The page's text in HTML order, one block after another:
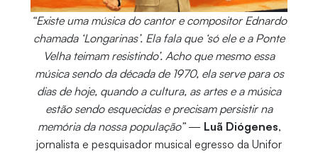
“Existe uma música do cantor e compositor Ednardo
chamada ‘Longarinas’. Ela fala que ‘só ele e a Ponte
Velha teimam resistindo’. Acho que mesmo essa
música sendo da década de 1970, ela serve para os
dias de hoje, quando a cultura, as artes e a música
estão sendo esquecidas e precisam persistir na
memória da nossa população”— Luã Diógenes,
jornalista e pesquisador musical egresso da Unifor